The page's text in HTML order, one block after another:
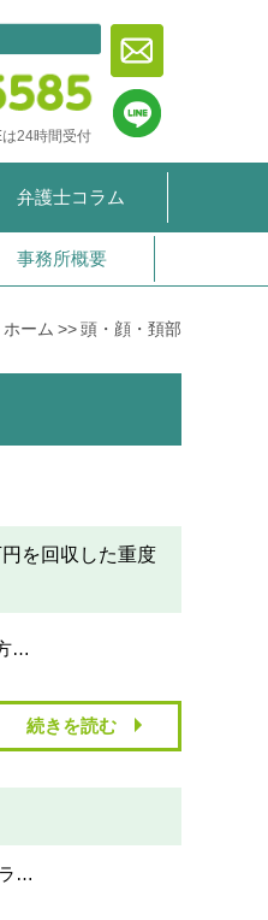
24時間受付
弁護士コラム
事務所概要
ホーム 頭・顔・頚部
を回収した重度
…
続きを読む
…